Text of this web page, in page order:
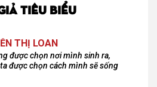
TIÊU BIỂU
THỊ LOAN
được chọn nơi mình sinh ra,
được chọn cách mình sẽ sống